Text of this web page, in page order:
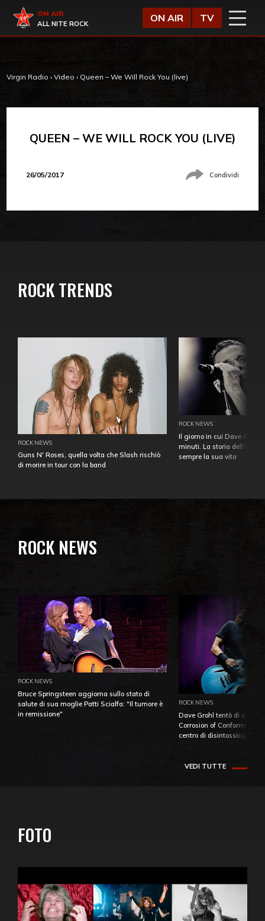
Virgin Radio
ON AIR
ALL NITE ROCK
ON AIR TV
Virgin Radio › Video › Queen – We Will Rock You (live)
QUEEN – WE WILL ROCK YOU (LIVE)
26/05/2017 Condividi
ROCK TRENDS
ROCK NEWS
Guns N' Roses, quella volta che Slash rischiò
di morire in tour con la band
ROCK NEWS
Il giorno in cui Dave
minuti. La storia
sempre la sua vita
ROCK NEWS
ROCK NEWS
Bruce Springsteen aggiorna sullo stato di
salute di sua moglie Patti Scialfa: "Il tumore è
in remissione"
ROCK NEWS
Dave Grohl tentò di
Corrosion of Conformity
centro di
VEDI TUTTE
FOTO